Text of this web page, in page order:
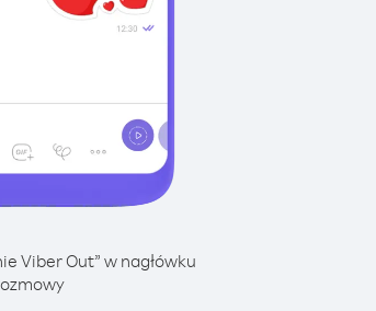
Viber Out” w nagłówku